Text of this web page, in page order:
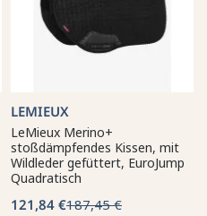
LEMIEUX
LeMieux Merino+
stoßdämpfendes Kissen, mit
Wildleder gefüttert, EuroJump
Quadratisch
121,84 €187,45 €